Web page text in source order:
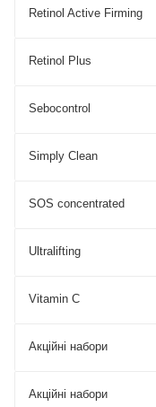
Retinol Active Firming
Retinol Plus
Sebocontrol
Simply Clean
SOS concentrated
Ultralifting
Vitamin C
Акційні набори
Акційні набори